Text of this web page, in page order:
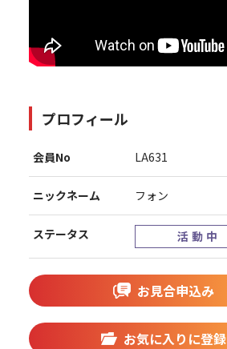
プロフィール
会員No LA631
ニックネーム フォン
ステータス 活動中
お見合申込み
お気に入りに登録